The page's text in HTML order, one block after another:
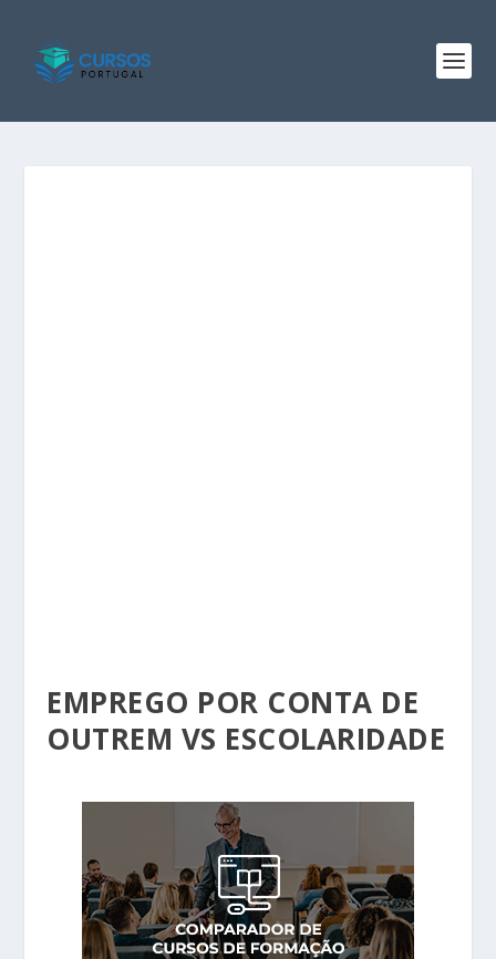
EMPREGO POR CONTA DE
OUTREM VS ESCOLARIDADE